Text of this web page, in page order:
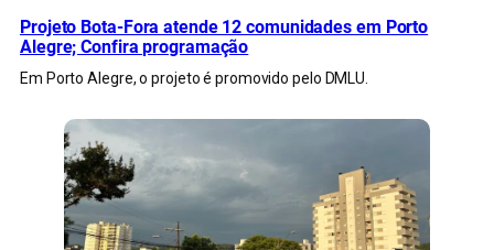
Projeto Bota-Fora atende 12 comunidades em Porto
Alegre; Confira programação
Em Porto Alegre, o projeto é promovido pelo DMLU.